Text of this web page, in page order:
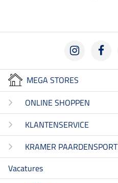
MEGA STORES
ONLINE SHOPPEN
KLANTENSERVICE
KRAMER PAARDENSPORT
Vacatures